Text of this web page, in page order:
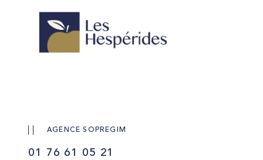
AGENCE SOPREGIM
01 76 61 05 21